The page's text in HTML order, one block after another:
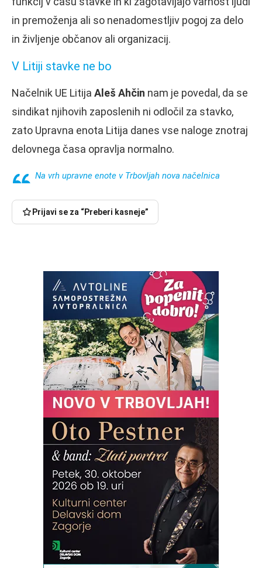
in premoženja ali so nenadomestljiv pogoj za delo
in življenje občanov ali organizacij.
V Litiji stavke ne bo
Načelnik UE Litija Aleš Ahčin nam je povedal, da se
sindikat njihovih zaposlenih ni odločil za stavko,
zato Upravna enota Litija danes vse naloge znotraj
delovnega časa opravlja normalno.
Na vrh upravne enote v Trbovljah nova načelnica
Prijavi se za “Preberi kasneje”